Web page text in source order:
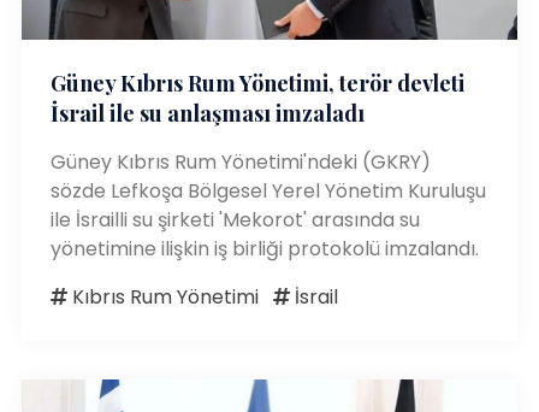
Güney Kıbrıs Rum Yönetimi, terör devleti
İsrail ile su anlaşması imzaladı
Güney Kıbrıs Rum Yönetimi'ndeki (GKRY)
sözde Lefkoşa Bölgesel Yerel Yönetim Kuruluşu
ile İsrailli su şirketi 'Mekorot' arasında su
yönetimine ilişkin iş birliği protokolü imzalandı.
Kıbrıs Rum Yönetimi
İsrail